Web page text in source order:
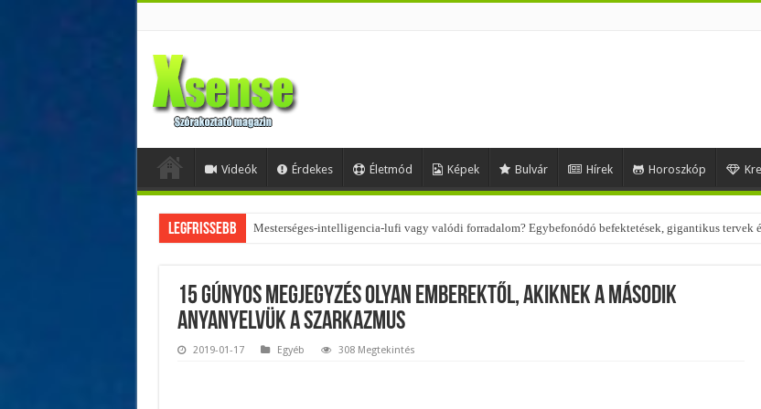
Videók Érdekes Életmód Képek Bulvár Hírek Horoszkóp
Legfrissebb Az övtáskák továbbra is trendik – nézd meg, milyen stílusokhoz illenek!
15 gúnyos megjegyzés olyan emberektől, akiknek a második
anyanyelvük a szarkazmus
2019-01-17 Egyéb 308 Megtekintés